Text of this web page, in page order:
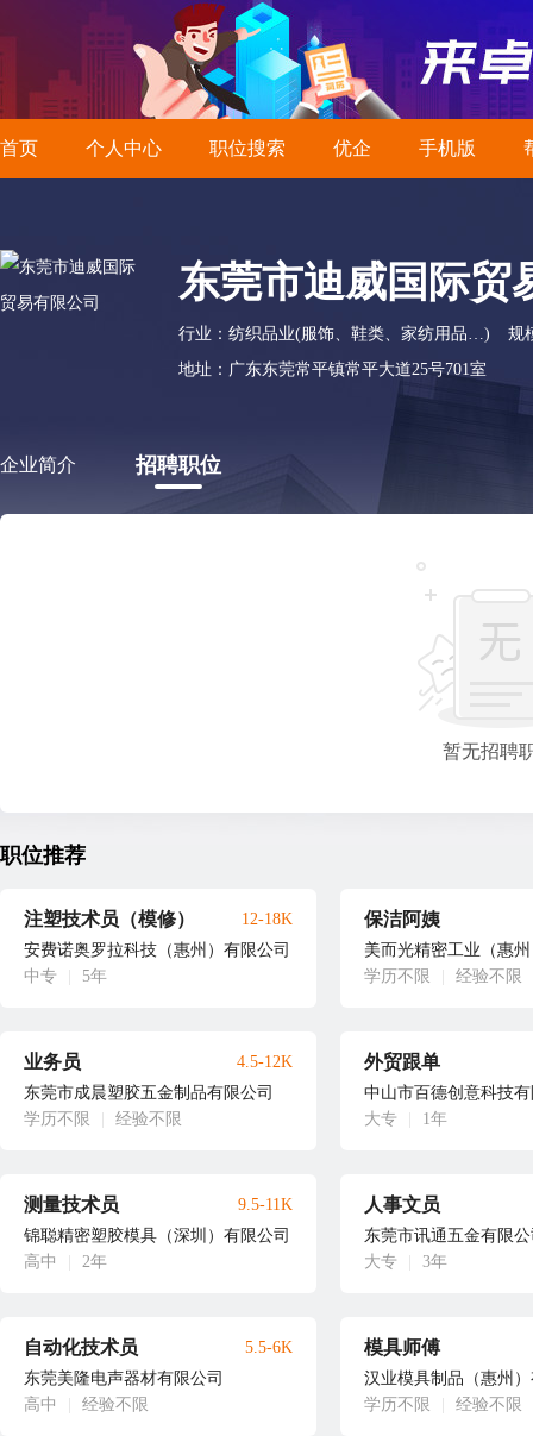
首页 个人中心 职位搜索 优企 手机版
东莞市迪威国际贸
行业：纺织品业(服饰、鞋类、家纺用品…)
规
地址：广东东莞常平镇常平大道25号701室
企业简介 招聘职位
暂无招聘
职位推荐
注塑技术员（模修）
安费诺奥罗拉科技（惠州）有限公司
中专
5年
12-18K 保洁阿姨
美而光精密工业（惠
学历不限
经验不限
业务员
东莞市成晨塑胶五金制品有限公司
学历不限
经验不限
4.5-12K 外贸跟单
中山市百德创意科技
大专
1年
测量技术员
锦聪精密塑胶模具（深圳）有限公司
高中
2年
9.5-11K 人事文员
东莞市讯通五金有限
大专
3年
自动化技术员
东莞美隆电声器材有限公司
高中
经验不限
5.5-6K 模具师傅
汉业模具制品（惠州
学历不限
经验不限